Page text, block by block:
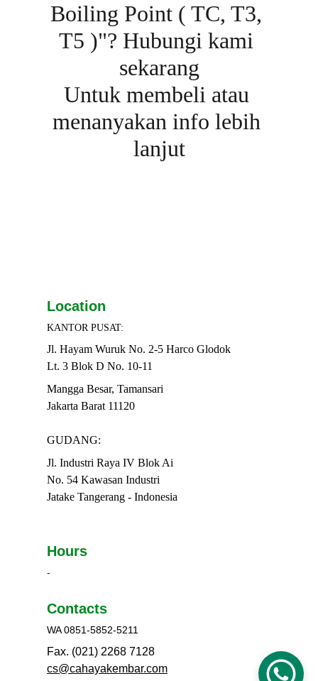
Boiling Point ( TC, T3,
T5 )"? Hubungi kami
sekarang
Untuk membeli atau
menanyakan info lebih
lanjut
Location
KANTOR PUSAT:
Jl. Hayam Wuruk No. 2-5 Harco Glodok
Lt. 3 Blok D No. 10-11
Mangga Besar, Tamansari
Jakarta Barat 11120
GUDANG:
Jl. Industri Raya IV Blok Ai
No. 54 Kawasan Industri
Jatake Tangerang - Indonesia
Hours
-
Contacts
WA 0851-5852-5211
Fax. (021) 2268 7128
cs@cahayakembar.com